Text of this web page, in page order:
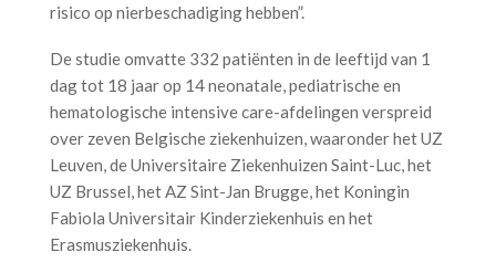
risico op nierbeschadiging hebben”.
De studie omvatte 332 patiënten in de leeftijd van 1
dag tot 18 jaar op 14 neonatale, pediatrische en
hematologische intensive care-afdelingen verspreid
over zeven Belgische ziekenhuizen, waaronder het UZ
Leuven, de Universitaire Ziekenhuizen Saint-Luc, het
UZ Brussel, het AZ Sint-Jan Brugge, het Koningin
Fabiola Universitair Kinderziekenhuis en het
Erasmusziekenhuis.